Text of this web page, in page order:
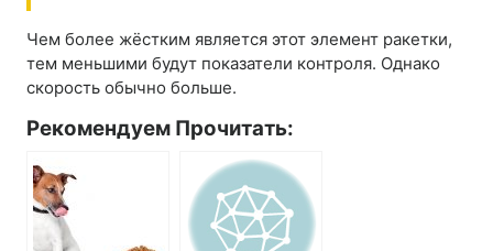
Чем более жёстким является этот элемент ракетки,
тем меньшими будут показатели контроля. Однако
скорость обычно больше.
Рекомендуем Прочитать: